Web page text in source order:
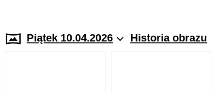
Piątek 10.04.2026 Historia obrazu